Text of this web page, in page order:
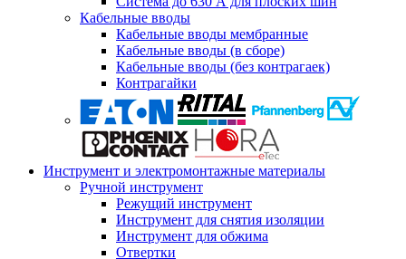
Кабельные вводы
Кабельные вводы мембранные
Кабельные вводы (в сборе)
Кабельные вводы (без контрагаек)
Контрагайки
Инструмент и электромонтажные материалы
Ручной инструмент
Режущий инструмент
Инструмент для снятия изоляции
Инструмент для обжима
Отвертки